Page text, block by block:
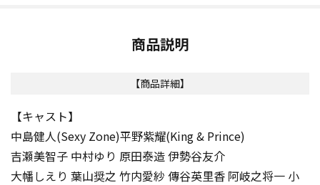
商品説明
【商品詳細】
【キャスト】
中島健人(Sexy Zone)平野紫耀(King & Prince)
吉瀬美智子 中村ゆり 原田泰造 伊勢谷友介
大幡しえり 葉山奨之 竹内愛紗 傳谷英里香 阿岐之将一 小